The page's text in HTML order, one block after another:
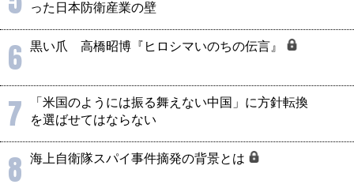
った日本防衛産業の壁
6 黒い爪 高橋昭博『ヒロシマいのちの伝言』
7
「米国のようには振る舞えない中国」に方針転換
を選ばせてはならない
8 海上自衛隊スパイ事件摘発の背景とは